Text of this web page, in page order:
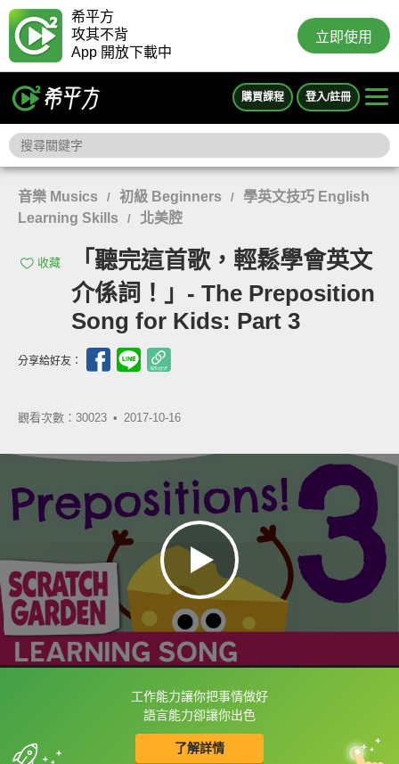
希平方
攻其不背
App 開放下載中
立即使用
購買課程 登入/註冊
音樂 Musics / 初級 Beginners /
學英文技巧 English
Learning Skills
/ 北美腔
收藏
「聽完這首歌，輕鬆學會英文
介係詞！」- The Preposition
Song for Kids: Part 3
分享給好友：
觀看次數：30023 • 2017-10-16
工作能力讓你把事情做好
語言能力卻讓你出色
了解詳情
框選或點兩下字幕可以直接查字典喔！